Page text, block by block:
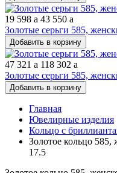
19 598 a 43 550 a
Золотые серьги 585,
Добавить в корзину
47 321 a 118 302 a
Золотые серьги 585,
Добавить в корзину
Главная
Ювелирные изделия
Кольцо с
Золотое кольцо 585,
17.5